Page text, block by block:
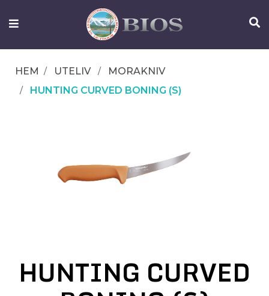
FISKEUTRUSTNING
OM
IFISH
HEM UTELIV
MORAKNIV
HUNTING CURVED BONING (S)
HUNTING CURVED